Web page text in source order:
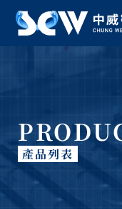
產品列表